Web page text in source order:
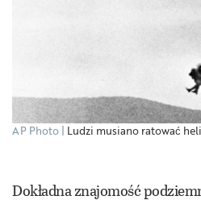
AP Photo Ludzi musiano ratować
Dokładna znajomość